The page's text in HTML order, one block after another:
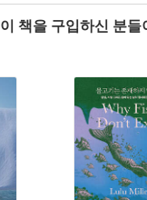
이 책을 구입하신 분